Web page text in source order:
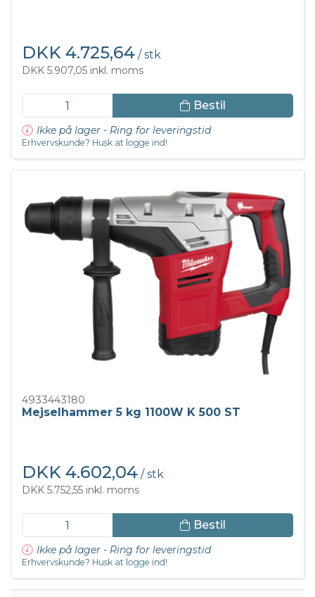
DKK 4.725,64 / stk
DKK 5.907,05 inkl. moms
Bestil
Ikke på lager - Ring for leveringstid
Erhvervskunde? Husk at logge ind!
4933443180
Mejselhammer 5 kg 1100W K 500 ST
DKK 4.602,04 / stk
DKK 5.752,55 inkl. moms
Bestil
Ikke på lager - Ring for leveringstid
Erhvervskunde? Husk at logge ind!